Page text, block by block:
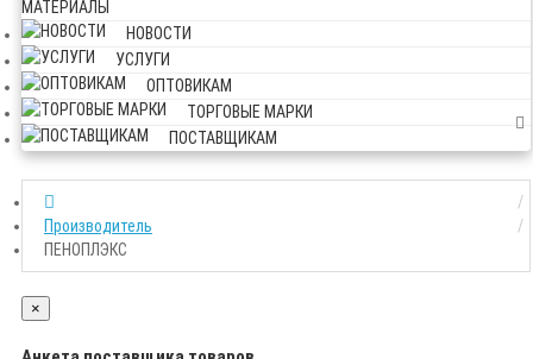
МАТЕРИАЛЫ
НОВОСТИ
УСЛУГИ
ОПТОВИКАМ
ТОРГОВЫЕ МАРКИ
ПОСТАВЩИКАМ
Производитель
ПЕНОПЛЭКС
×